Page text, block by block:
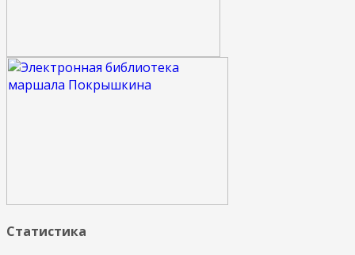
Статистика